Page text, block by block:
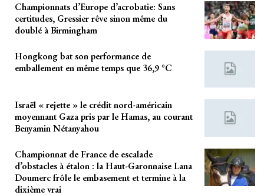
Championnats d’Europe d’acrobatie: Sans
certitudes, Gressier rêve sinon même du
doublé à Birmingham
Hongkong bat son performance de
emballement en même temps que 36,9 °C
Israël « rejette » le crédit nord-américain
moyennant Gaza pris par le Hamas, au courant
Benyamin Nétanyahou
Championnat de France de escalade
d’obstacles à étalon : la Haut-Garonnaise Lana
Doumerc frôle le embasement et termine à la
dixième vrai